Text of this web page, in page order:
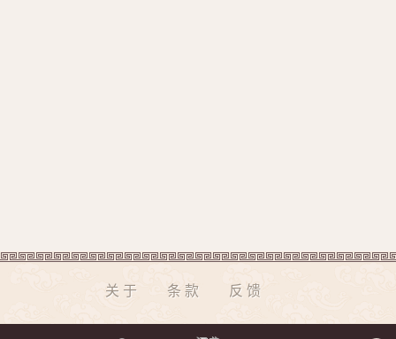
关于 条款 反馈